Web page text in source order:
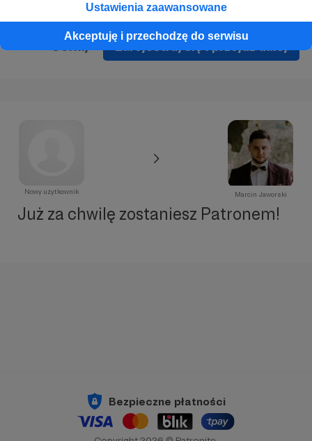
Ustawienia zaawansowane
Akceptuję i przechodzę do serwisu
Zarejestruj się i przejdź dalej
Nowy użytkownik Marcin Jaworski
Już za chwilę zostaniesz Patronem!
Bezpieczne płatności